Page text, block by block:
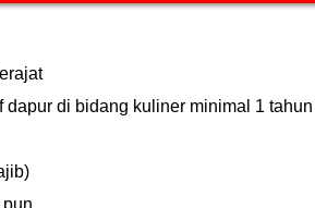
di bidang kuliner minimal 1 tahun